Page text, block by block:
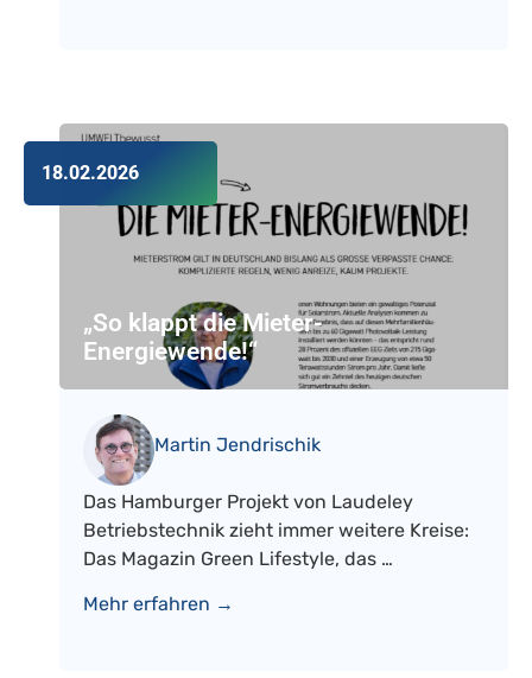
„So klappt die Mieter-
Energiewende!“
Martin Jendrischik
Das Hamburger Projekt von Laudeley
Betriebstechnik zieht immer weitere Kreise:
Das Magazin Green Lifestyle, das …
Mehr erfahren →
18.02.2026